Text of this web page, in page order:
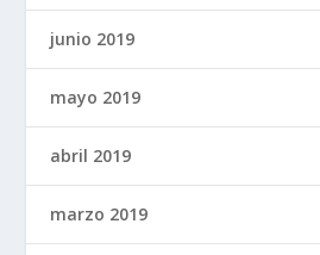
junio 2019
mayo 2019
abril 2019
marzo 2019